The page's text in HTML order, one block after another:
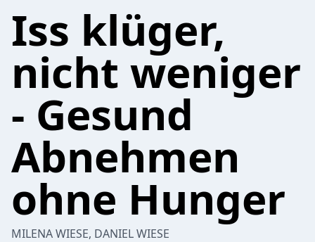
Iss klüger,
nicht weniger
- Gesund
Abnehmen
ohne Hunger
MILENA WIESE, DANIEL WIESE